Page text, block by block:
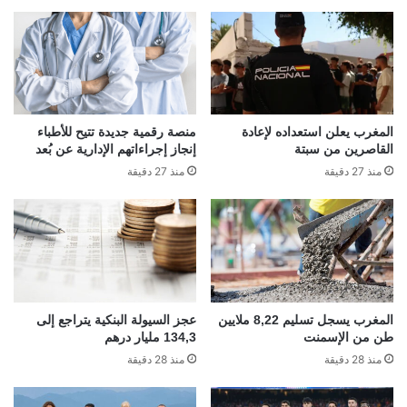
المغرب يعلن استعداده لإعادة
القاصرين من سبتة
منذ 27 دقيقة
منصة رقمية جديدة تتيح للأطباء
إنجاز إجراءاتهم الإدارية عن بُعد
منذ 27 دقيقة
المغرب يسجل تسليم 8,22 ملايين
طن من الإسمنت
منذ 28 دقيقة
عجز السيولة البنكية يتراجع إلى
134,3 مليار درهم
منذ 28 دقيقة